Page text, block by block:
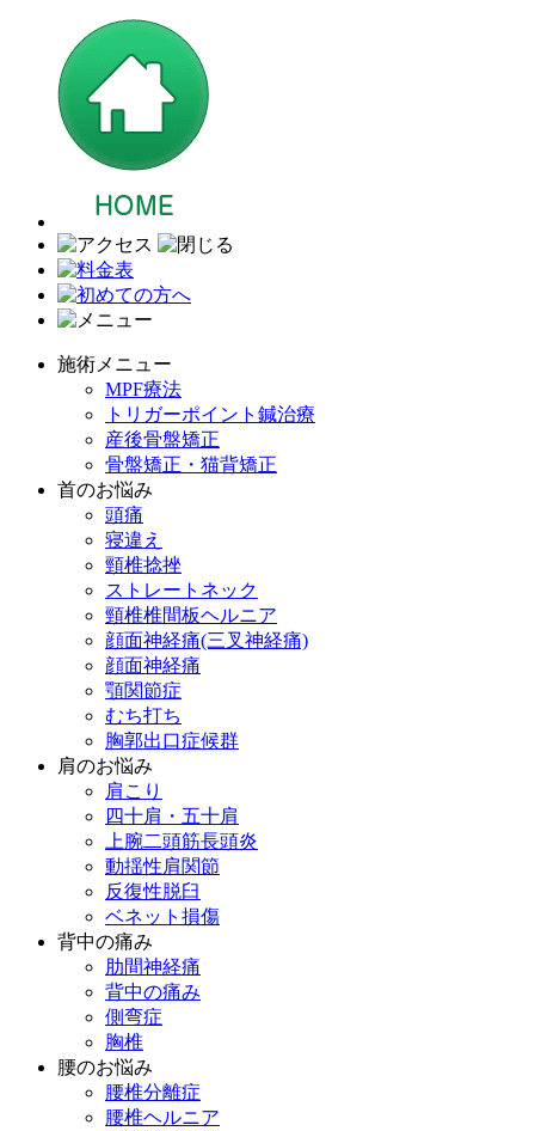
施術メニュー
MPF療法
トリガーポイント鍼治療
産後骨盤矯正
骨盤矯正・猫背矯正
首のお悩み
頭痛
寝違え
頸椎捻挫
ストレートネック
頸椎椎間板ヘルニア
顔面神経痛(三叉神経痛)
顔面神経痛
顎関節症
むち打ち
胸郭出口症候群
肩のお悩み
肩こり
四十肩・五十肩
上腕二頭筋長頭炎
動揺性肩関節
反復性脱臼
ベネット損傷
背中の痛み
肋間神経痛
背中の痛み
側弯症
胸椎
腰のお悩み
腰椎分離症
腰椎ヘルニア